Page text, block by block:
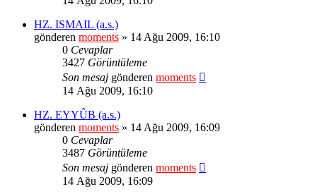
HZ. ISMAIL (a.s.)
gönderen moments » 14 Ağu 2009, 16:10
0 Cevaplar
3427 Görüntüleme
Son mesaj gönderen moments
14 Ağu 2009, 16:10
HZ. EYYÛB (a.s.)
gönderen moments » 14 Ağu 2009, 16:09
0 Cevaplar
3487 Görüntüleme
Son mesaj gönderen moments
14 Ağu 2009, 16:09